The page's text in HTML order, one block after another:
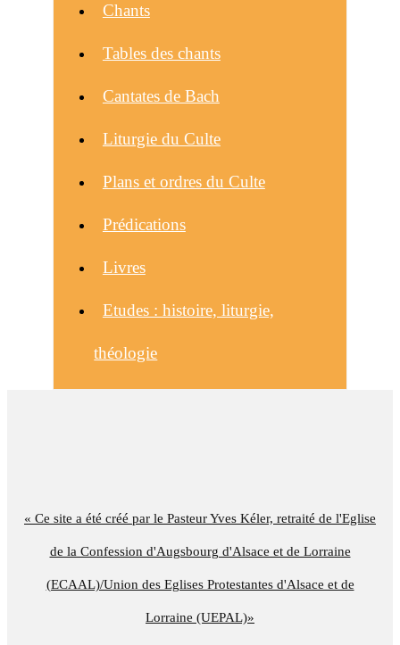
« Ce site a été créé par le Pasteur Yves Kéler, retraité de l'Eglise
de la Confession d'Augsbourg d'Alsace et de Lorraine
(ECAAL)/Union des Eglises Protestantes d'Alsace et de
Lorraine (UEPAL)»
Chants
Tables des chants
Cantates de Bach
Liturgie du Culte
Plans et ordres du Culte
Prédications
Livres
Etudes : histoire, liturgie,
théologie